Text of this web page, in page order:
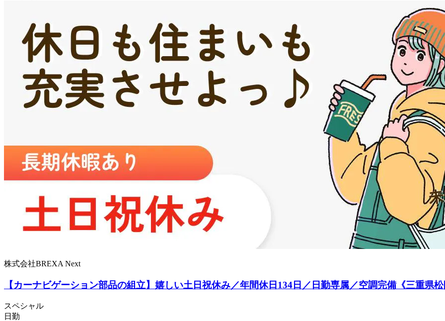
株式会社BREXA Next
【カーナビゲーション部品の組立】嬉しい土日祝休み／年間休日134日／日勤専属／空調完備《三重県
スペシャル
日勤